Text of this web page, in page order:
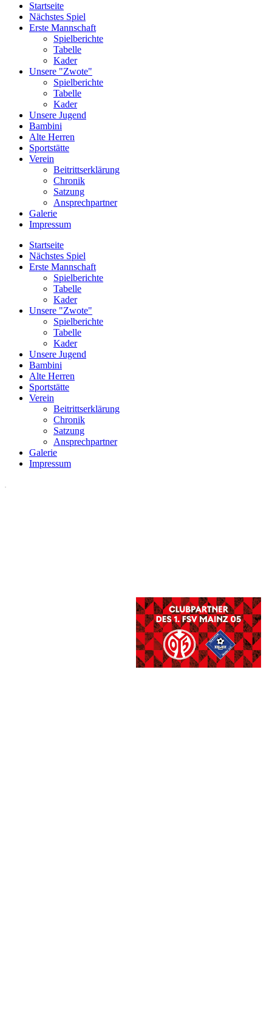
Startseite
Nächstes Spiel
Erste Mannschaft
Spielberichte
Tabelle
Kader
Unsere "Zwote"
Spielberichte
Tabelle
Kader
Unsere Jugend
Bambini
Alte Herren
Sportstätte
Verein
Beitrittserklärung
Chronik
Satzung
Ansprechpartner
Galerie
Impressum
Startseite
Nächstes Spiel
Erste Mannschaft
Spielberichte
Tabelle
Kader
Unsere "Zwote"
Spielberichte
Tabelle
Kader
Unsere Jugend
Bambini
Alte Herren
Sportstätte
Verein
Beitrittserklärung
Chronik
Satzung
Ansprechpartner
Galerie
Impressum
.